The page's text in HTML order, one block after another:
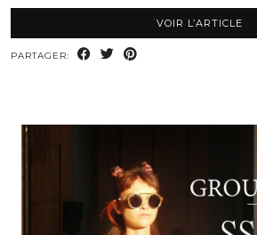
VOIR L’ARTICLE
PARTAGER: